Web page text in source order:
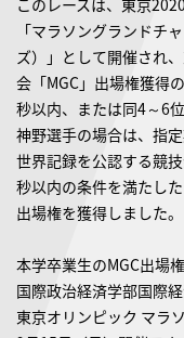
このレースは、東京
「マラソングランドチ
ズ）」として開催され
会「MGC」出場権獲得
秒以内、または同4～6
神野選手の場合は、指
世界記録を公認する競
秒以内の条件を満たし
出場権を獲得しました。
本学卒業生のMGC出場
国際政治経済学部国際
東京オリンピック マラ